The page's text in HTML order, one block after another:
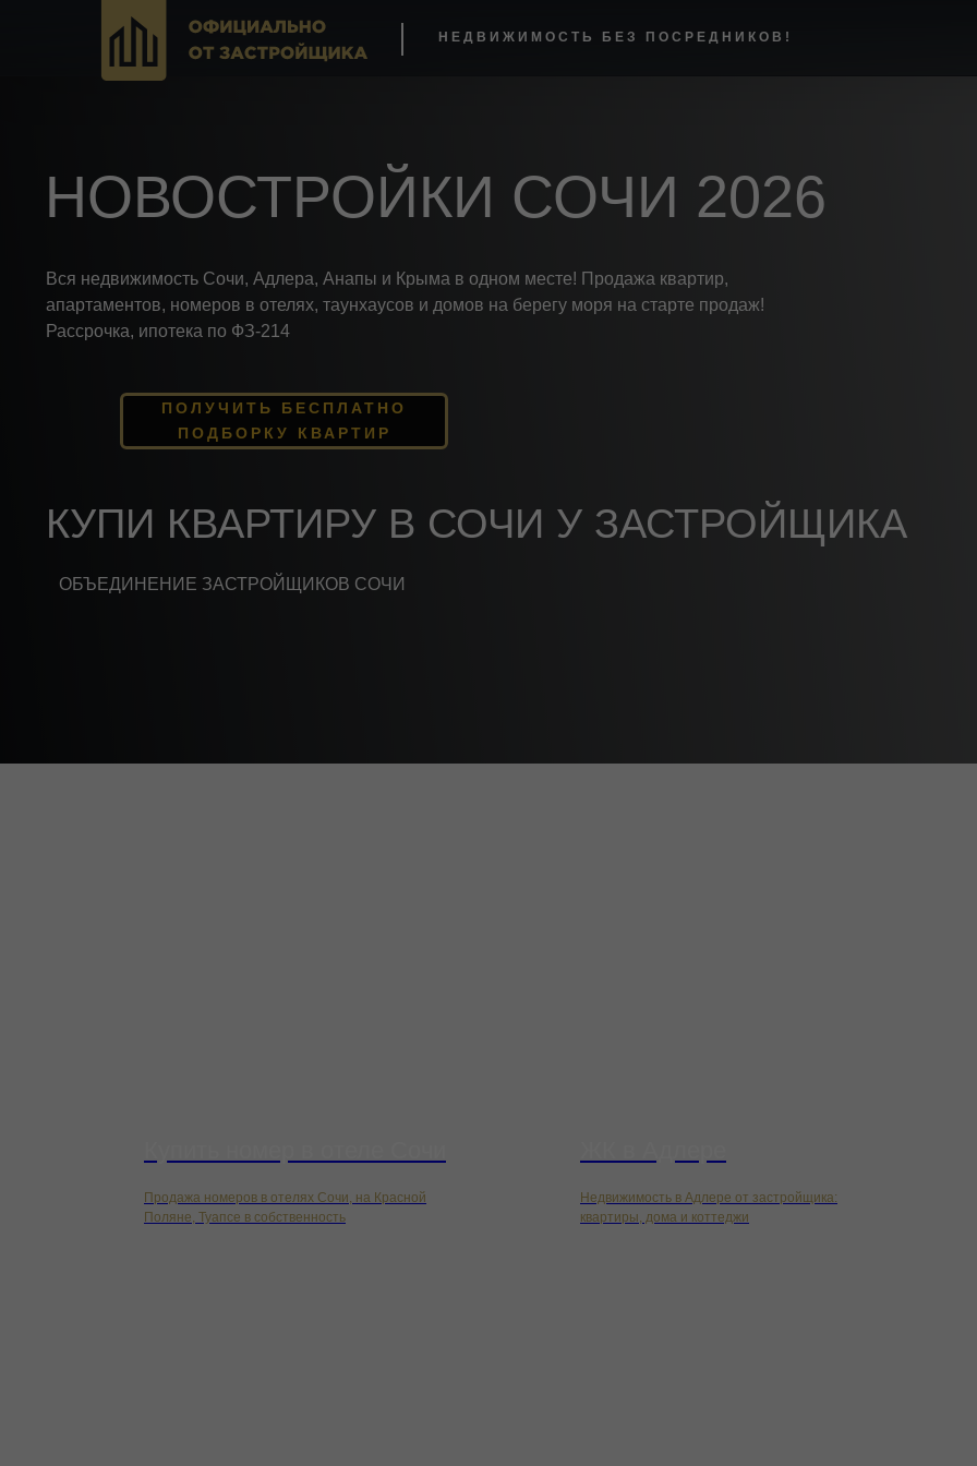
НЕДВИЖИМОСТЬ БЕЗ ПОСРЕДНИКОВ!
НОВОСТРОЙКИ СОЧИ 2026
Вся недвижимость Сочи, Адлера, Анапы и Крыма в одном месте! Продажа квартир,
апартаментов, номеров в отелях, таунхаусов и домов на берегу моря на старте продаж!
Рассрочка, ипотека по ФЗ-214
ПОЛУЧИТЬ БЕСПЛАТНО
ПОДБОРКУ КВАРТИР
КУПИ КВАРТИРУ В СОЧИ У ЗАСТРОЙЩИКА
ОБЪЕДИНЕНИЕ ЗАСТРОЙЩИКОВ СОЧИ
Продажа номеров в отелях Сочи, на Красной
Поляне, Туапсе в собственность
Недвижимость в Адлере от застройщика:
квартиры, дома и коттеджи